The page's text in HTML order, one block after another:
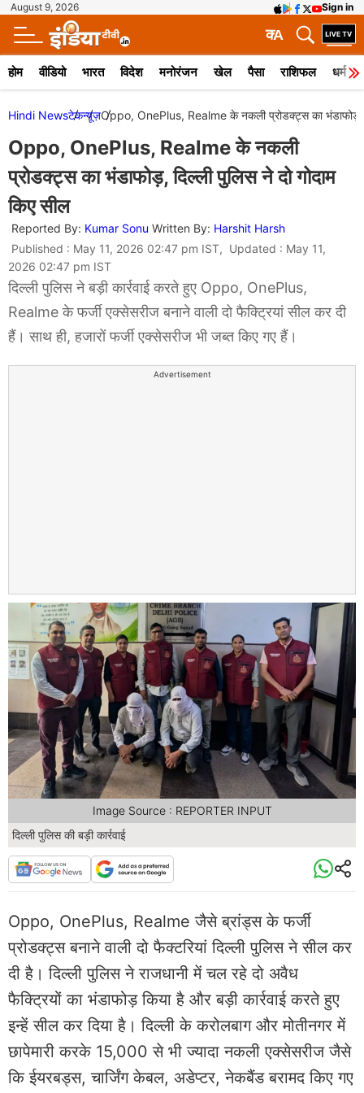
August 9, 2026 Sign in
A
क
होम वीडियो भारत विदेश मनोरंजन खेल पैसा राशिफल धर्म
Hindi Newsटेकन्यूज़Oppo, OnePlus, Realme के नकली प्रोडक्ट्स का भंडाफोड़,
Oppo, OnePlus, Realme के नकली
प्रोडक्ट्स का भंडाफोड़, दिल्ली पुलिस ने दो गोदाम
किए सील
Reported By: Kumar Sonu Written By: Harshit Harsh
Published : May 11, 2026 02:47 pm IST, Updated : May 11,
2026 02:47 pm IST
दिल्ली पुलिस ने बड़ी कार्रवाई करते हुए Oppo, OnePlus,
Realme के फर्जी एक्सेसरीज बनाने वाली दो फैक्ट्रियां सील कर दी
हैं। साथ ही, हजारों फर्जी एक्सेसरीज भी जब्त किए गए हैं।
Advertisement
दिल्ली पुलिस की बड़ी कार्रवाई
Image Source : REPORTER INPUT
Oppo, OnePlus, Realme जैसे ब्रांड्स के फर्जी
प्रोडक्ट्स बनाने वाली दो फैक्टरियां दिल्ली पुलिस ने सील कर
दी है। दिल्ली पुलिस ने राजधानी में चल रहे दो अवैध
फैक्ट्रियों का भंडाफोड़ किया है और बड़ी कार्रवाई करते हुए
इन्हें सील कर दिया है। दिल्ली के करोलबाग और मोतीनगर में
छापेमारी करके 15,000 से भी ज्यादा नकली एक्सेसरीज जैसे
कि ईयरबड्स, चार्जिंग केबल, अडेप्टर, नेकबैंड बरामद किए गए